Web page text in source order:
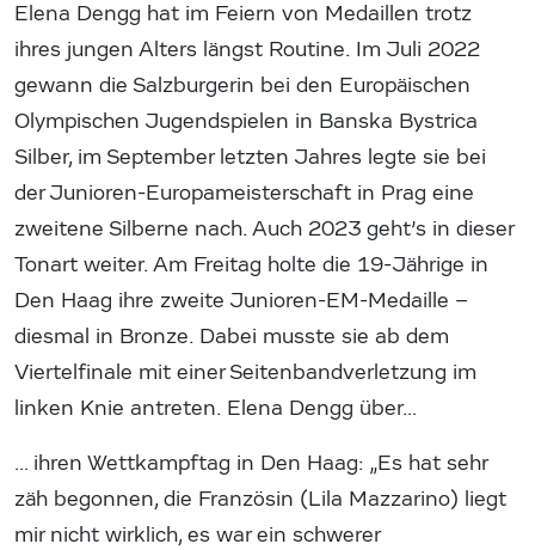
Elena Dengg hat im Feiern von Medaillen trotz
ihres jungen Alters längst Routine. Im Juli 2022
gewann die Salzburgerin bei den Europäischen
Olympischen Jugendspielen in Banska Bystrica
Silber, im September letzten Jahres legte sie bei
der Junioren-Europameisterschaft in Prag eine
zweitene Silberne nach. Auch 2023 geht’s in dieser
Tonart weiter. Am Freitag holte die 19-Jährige in
Den Haag ihre zweite Junioren-EM-Medaille –
diesmal in Bronze. Dabei musste sie ab dem
Viertelfinale mit einer Seitenbandverletzung im
linken Knie antreten. Elena Dengg über…
… ihren Wettkampftag in Den Haag: „Es hat sehr
zäh begonnen, die Französin (Lila Mazzarino) liegt
mir nicht wirklich, es war ein schwerer